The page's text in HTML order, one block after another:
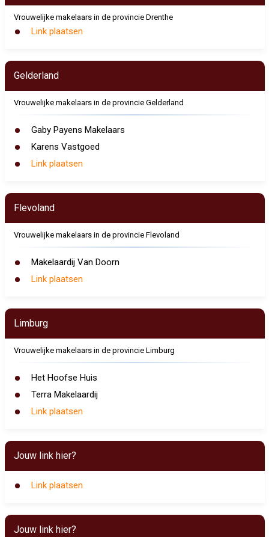
Vrouwelijke makelaars in de provincie Drenthe
Link plaatsen
Gelderland
Vrouwelijke makelaars in de provincie Gelderland
Gaby Payens Makelaars
Karens Vastgoed
Link plaatsen
Flevoland
Vrouwelijke makelaars in de provincie Flevoland
Makelaardij Van Doorn
Link plaatsen
Limburg
Vrouwelijke makelaars in de provincie Limburg
Het Hoofse Huis
Terra Makelaardij
Link plaatsen
Jouw link hier?
Link plaatsen
Jouw link hier?